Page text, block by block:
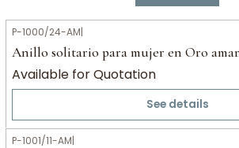
P-1000/24-AM|
Anillo solitario para mujer en Oro
Available for Quotation
See details
P-1001/11-AM|